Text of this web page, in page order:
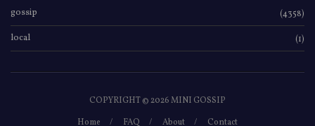
gossip (4358)
local (1)
COPYRIGHT ©2026 MINI GOSSIP
Home
FAQ About Contact